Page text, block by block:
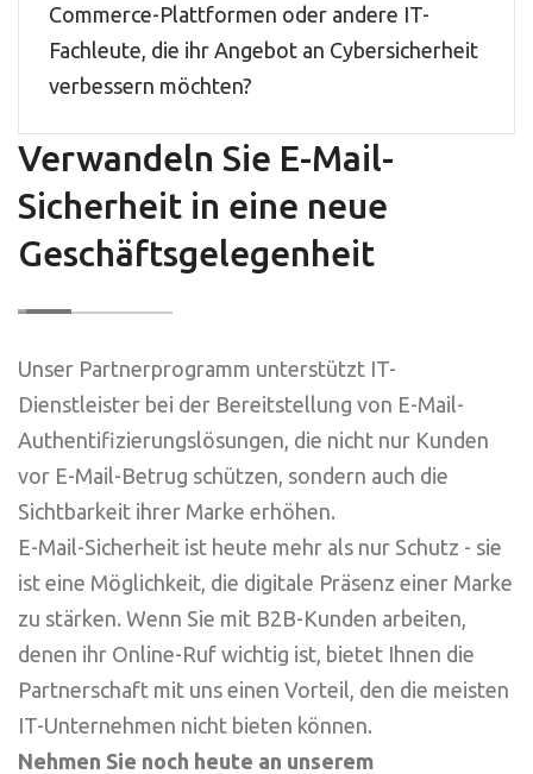
Commerce-Plattformen oder andere IT-
Fachleute, die ihr Angebot an Cybersicherheit
verbessern möchten?
Verwandeln Sie E-Mail-
Sicherheit in eine neue
Geschäftsgelegenheit
Unser Partnerprogramm unterstützt IT-
Dienstleister bei der Bereitstellung von E-Mail-
Authentifizierungslösungen, die nicht nur Kunden
vor E-Mail-Betrug schützen, sondern auch die
Sichtbarkeit ihrer Marke erhöhen.
E-Mail-Sicherheit ist heute mehr als nur Schutz - sie
ist eine Möglichkeit, die digitale Präsenz einer Marke
zu stärken. Wenn Sie mit B2B-Kunden arbeiten,
denen ihr Online-Ruf wichtig ist, bietet Ihnen die
Partnerschaft mit uns einen Vorteil, den die meisten
IT-Unternehmen nicht bieten können.
Nehmen Sie noch heute an unserem